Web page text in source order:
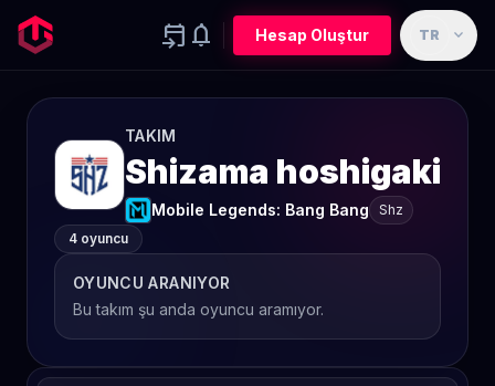
event_upcoming notifications Hesap Oluştur TR expand_more
TAKIM
Shizama hoshigaki
Mobile Legends: Bang Bang
Shz
4 oyuncu
OYUNCU ARANIYOR
Bu takım şu anda oyuncu aramıyor.